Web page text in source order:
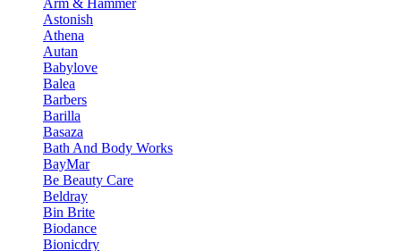
Arm & Hammer
Astonish
Athena
Autan
Babylove
Balea
Barbers
Barilla
Basaza
Bath And Body Works
BayMar
Be Beauty Care
Beldray
Bin Brite
Biodance
Bionicdry